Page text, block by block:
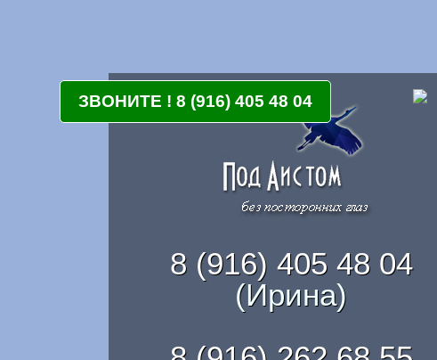
8 (916) 405 48 04
(Ирина)
ЗВОНИТЕ ! 8 (916) 405 48 04